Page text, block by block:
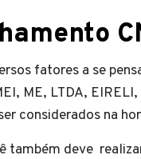
fatores a se
ME, LTDA,
considerados na
também deve